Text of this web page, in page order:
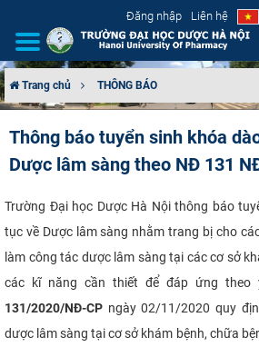
Đăng nhập Liên hệ
CƠ CẤU TỔ CHỨC
TUYỂN SINH
ĐÀO TẠO
ĐẢM BẢO CHẤT LƯỢNG
KHOA HỌC CÔNG NGHỆ
Trang chủ THÔNG BÁO
Thông báo tuyển sinh khóa
Dược lâm sàng theo NĐ 131
Trường Đại học Dược Hà Nội thông báo
tục về Dược lâm sàng nhằm trang bị cho
làm công tác dược lâm sàng tại các cơ sở
các kĩ năng cần thiết để đáp ứng theo
131/2020/NĐ-CP ngày 02/11/2020 quy
dược lâm sàng tại cơ sở khám bệnh, chữa